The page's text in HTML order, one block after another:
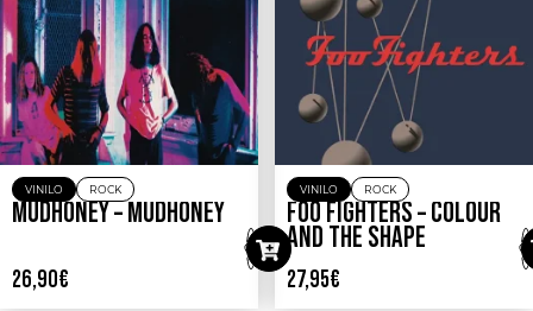
VINILO ROCK
MUDHONEY – MUDHONEY
26,90€
VINILO ROCK
FOO FIGHTERS – COLOUR
AND THE SHAPE
27,95€